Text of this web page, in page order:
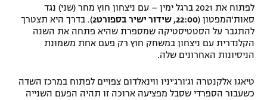
תנאי שימוש
מדיניות פרטיות
תקנון פעילות ספורט 1
ספורט אתגרי ואקסטרים
אומנויות לחימה
לפתוח את 2021 ברגל ימין – עם ניצחון חוץ מחר (שני) נגד
סאות'המפטון (22:00, שידור ישיר בספורט2
). בדרך היא תצטרך
להתגבר על הסטטיסטיקה שמספרת שהיא פתחה את השנה
הקלנדרית עם ניצחון במשחק חוץ רק פעם אחת משמונת
הניסיונות האחרונים שלה.
טיאגו אלקנטרה וג'ורג'יניו ווינאלדום צפויים לפתוח במרכז השדה
כשעבור הספרדי שסבל מפציעה ארוכה זו תהיה הפעם השנייה